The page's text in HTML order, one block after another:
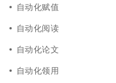
自动化赋值
自动化阅读
自动化论文
自动化领用